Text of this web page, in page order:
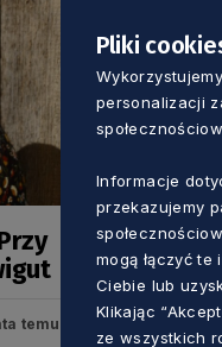
temu
Pliki
personalizacji
Informacje
przekazujemy
mogą łączyć
Ciebie lub
Klikając
ze wszystkich